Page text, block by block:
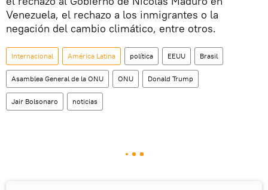
Venezuela, el rechazo a los inmigrantes o la
negación del cambio climático, entre otros.
Internacional América Latina política EEUU Brasil
Asamblea General de la ONU ONU Donald Trump
Jair Bolsonaro noticias